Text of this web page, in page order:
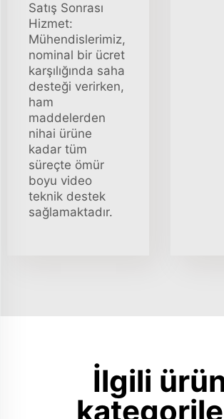
Satış Sonrası
Hizmet:
Mühendislerimiz,
nominal bir ücret
karşılığında saha
desteği verirken,
ham
maddelerden
nihai ürüne
kadar tüm
süreçte ömür
boyu video
teknik destek
sağlamaktadır.
İlgili